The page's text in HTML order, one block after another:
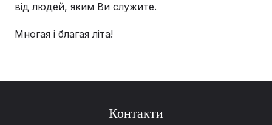
від людей, яким Ви служите.
Многая і благая літа!
Контакти